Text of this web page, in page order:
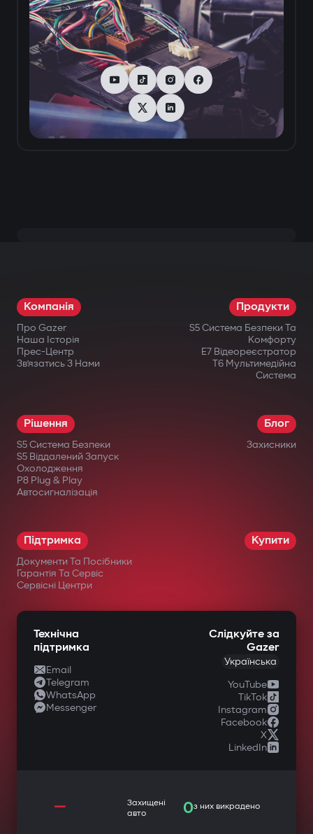
Компанія
Про Gazer
Наша Історія
Прес-Центр
Зв’язатись З Нами
Продукти
S5 Система Безпеки Та
Комфорту
E7 Відеореєстратор
T6 Мультимедійна
Система
Рішення
S5 Система Безпеки
S5 Віддалений Запуск
Охолодження
P8 Plug & Play
Автосигналізація
Блог
Захисники
Підтримка
Документи Та Посібники
Гарантія Та Сервіс
Сервісні Центри
Купити
Технічна
підтримка
Email
Telegram
WhatsApp
Messenger
Слідкуйте за
Gazer
Українська
YouTube
TikTok
Instagram
Facebook
X
LinkedIn
—
Захищені
авто
0з них викрадено